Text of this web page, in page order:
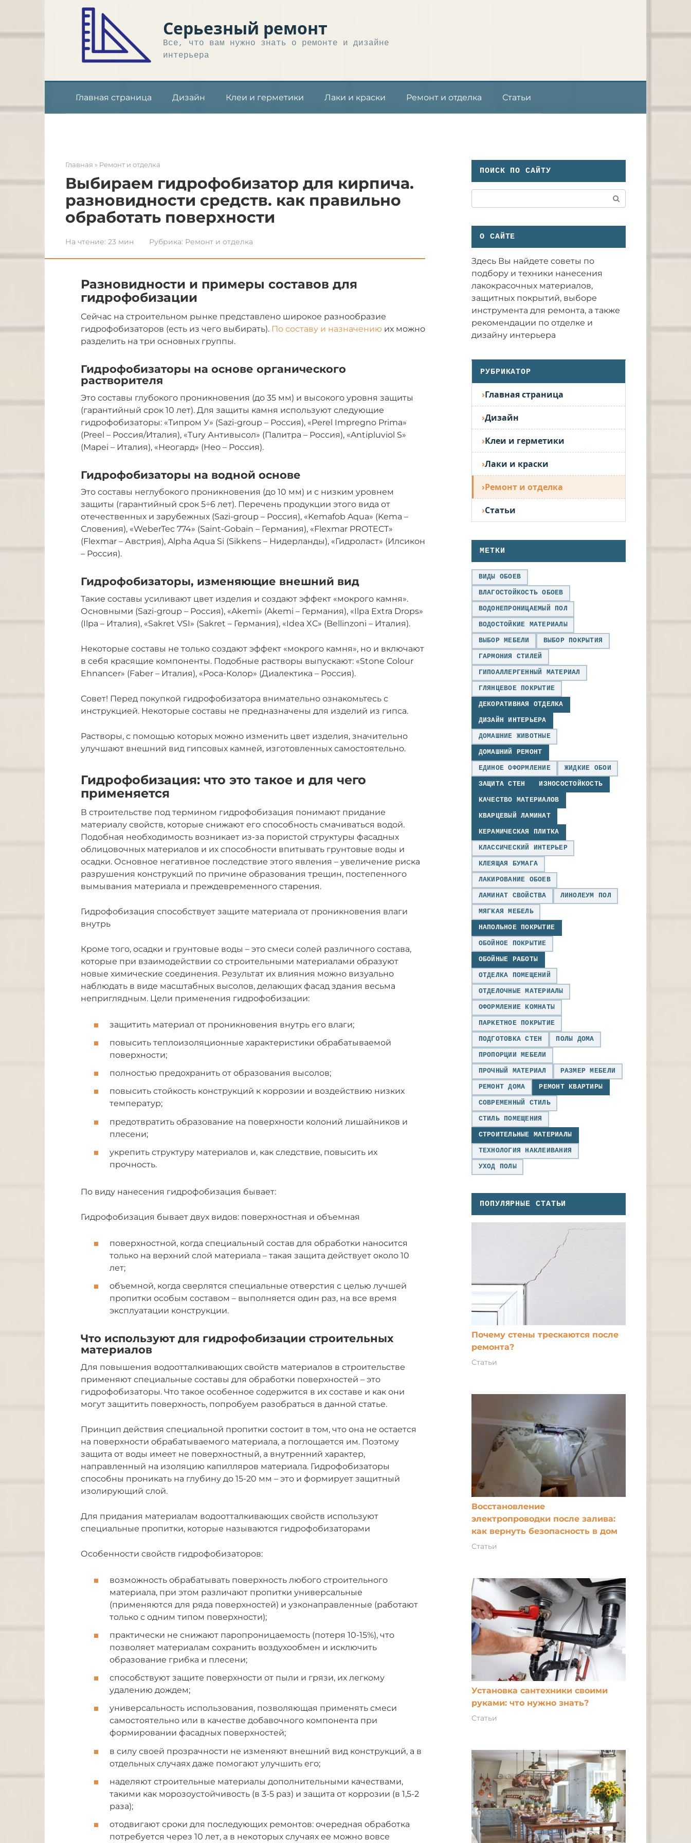
Серьезный ремонт
Все, что вам нужно знать о ремонте и дизайне
интерьера
Главная страница Дизайн Клеи и герметики Лаки и краски Ремонт и отделка Статьи
Главная » Ремонт и отделка
Выбираем гидрофобизатор для кирпича.
разновидности средств. как правильно
обработать поверхности
На чтение: 23 мин Рубрика: Ремонт и отделка
Разновидности и примеры составов для
гидрофобизации
Сейчас на строительном рынке представлено широкое разнообразие
гидрофобизаторов (есть из чего выбирать). По составу и назначению их можно
разделить на три основных группы.
Гидрофобизаторы на основе органического
растворителя
Это составы глубокого проникновения (до 35 мм) и высокого уровня защиты
(гарантийный срок 10 лет). Для защиты камня используют следующие
гидрофобизаторы: «Типром У» (Sazi-group – Россия), «Perel Impregno Prima»
(Preel – Россия/Италия), «Tury Антивысол» (Палитра – Россия), «Antipluviol S»
(Mapei – Италия), «Неогард» (Нео – Россия).
Гидрофобизаторы на водной основе
Это составы неглубокого проникновения (до 10 мм) и с низким уровнем
защиты (гарантийный срок 5÷6 лет). Перечень продукции этого вида от
отечественных и зарубежных (Sazi-group – Россия), «Kemafob Aqua» (Kema –
Словения), «WeberTec 774» (Saint-Gobain – Германия), «Flexmar PROTECT»
(Flexmar – Австрия), Alpha Aqua Si (Sikkens – Нидерланды), «Гидроласт» (Илсикон
– Россия).
Гидрофобизаторы, изменяющие внешний вид
Такие составы усиливают цвет изделия и создают эффект «мокрого камня».
Основными (Sazi-group – Россия), «Akemi» (Akemi – Германия), «Ilpa Extra Drops»
(Ilpa – Италия), «Sakret VSI» (Sakret – Германия), «Idea XC» (Bellinzoni – Италия).
Некоторые составы не только создают эффект «мокрого камня», но и включают
в себя красящие компоненты. Подобные растворы выпускают: «Stone Colour
Ehnancer» (Faber – Италия), «Роса-Колор» (Диалектика – Россия).
Совет! Перед покупкой гидрофобизатора внимательно ознакомьтесь с
инструкцией. Некоторые составы не предназначены для изделий из гипса.
Растворы, с помощью которых можно изменить цвет изделия, значительно
улучшают внешний вид гипсовых камней, изготовленных самостоятельно.
Гидрофобизация: что это такое и для чего
применяется
В строительстве под термином гидрофобизация понимают придание
материалу свойств, которые снижают его способность смачиваться водой.
Подобная необходимость возникает из-за пористой структуры фасадных
облицовочных материалов и их способности впитывать грунтовые воды и
осадки. Основное негативное последствие этого явления – увеличение риска
разрушения конструкций по причине образования трещин, постепенного
вымывания материала и преждевременного старения.
Гидрофобизация способствует защите материала от проникновения влаги
внутрь
Кроме того, осадки и грунтовые воды – это смеси солей различного состава,
которые при взаимодействии со строительными материалами образуют
новые химические соединения. Результат их влияния можно визуально
наблюдать в виде масштабных высолов, делающих фасад здания весьма
неприглядным. Цели применения гидрофобизации:
защитить материал от проникновения внутрь его влаги;
повысить теплоизоляционные характеристики обрабатываемой
поверхности;
полностью предохранить от образования высолов;
повысить стойкость конструкций к коррозии и воздействию низких
температур;
предотвратить образование на поверхности колоний лишайников и
плесени;
укрепить структуру материалов и, как следствие, повысить их
прочность.
По виду нанесения гидрофобизация бывает:
Гидрофобизация бывает двух видов: поверхностная и объемная
поверхностной, когда специальный состав для обработки наносится
только на верхний слой материала – такая защита действует около 10
лет;
объемной, когда сверлятся специальные отверстия с целью лучшей
пропитки особым составом – выполняется один раз, на все время
эксплуатации конструкции.
Что используют для гидрофобизации строительных
материалов
Для повышения водоотталкивающих свойств материалов в строительстве
применяют специальные составы для обработки поверхностей – это
гидрофобизаторы. Что такое особенное содержится в их составе и как они
могут защитить поверхность, попробуем разобраться в данной статье.
Принцип действия специальной пропитки состоит в том, что она не остается
на поверхности обрабатываемого материала, а поглощается им. Поэтому
защита от воды имеет не поверхностный, а внутренний характер,
направленный на изоляцию капилляров материала. Гидрофобизаторы
способны проникать на глубину до 15-20 мм – это и формирует защитный
изолирующий слой.
Для придания материалам водоотталкивающих свойств используют
специальные пропитки, которые называются гидрофобизаторами
Особенности свойств гидрофобизаторов:
возможность обрабатывать поверхность любого строительного
материала, при этом различают пропитки универсальные
(применяются для ряда поверхностей) и узконаправленные (работают
только с одним типом поверхности);
практически не снижают паропроницаемость (потеря 10-15%), что
позволяет материалам сохранить воздухообмен и исключить
образование грибка и плесени;
способствуют защите поверхности от пыли и грязи, их легкому
удалению дождем;
универсальность использования, позволяющая применять смеси
самостоятельно или в качестве добавочного компонента при
формировании фасадных поверхностей;
в силу своей прозрачности не изменяют внешний вид конструкций, а в
отдельных случаях даже помогают улучшить его;
наделяют строительные материалы дополнительными качествами,
такими как морозоустойчивость (в 3-5 раз) и защита от коррозии (в 1,5-2
раза);
отодвигают сроки для последующих ремонтов: очередная обработка
потребуется через 10 лет, а в некоторых случаях ее можно вовсе
ПОИСК ПО САЙТУ
О САЙТЕ
Здесь Вы найдете советы по
подбору и техники нанесения
лакокрасочных материалов,
защитных покрытий, выборе
инструмента для ремонта, а также
рекомендации по отделке и
дизайну интерьера
РУБРИКАТОР
Главная страница
Дизайн
Клеи и герметики
Лаки и краски
Ремонт и отделка
Статьи
МЕТКИ
ВИДЫ ОБОЕВ
ВЛАГОСТОЙКОСТЬ ОБОЕВ
ВОДОНЕПРОНИЦАЕМЫЙ ПОЛ
ВОДОСТОЙКИЕ МАТЕРИАЛЫ
ВЫБОР МЕБЕЛИ ВЫБОР ПОКРЫТИЯ
ГАРМОНИЯ СТИЛЕЙ
ГИПОАЛЛЕРГЕННЫЙ МАТЕРИАЛ
ГЛЯНЦЕВОЕ ПОКРЫТИЕ
ДЕКОРАТИВНАЯ ОТДЕЛКА
ДИЗАЙН ИНТЕРЬЕРА
ДОМАШНИЕ ЖИВОТНЫЕ
ДОМАШНИЙ РЕМОНТ
ЕДИНОЕ ОФОРМЛЕНИЕ ЖИДКИЕ ОБОИ
ЗАЩИТА СТЕН ИЗНОСОСТОЙКОСТЬ
КАЧЕСТВО МАТЕРИАЛОВ
КВАРЦЕВЫЙ ЛАМИНАТ
КЕРАМИЧЕСКАЯ ПЛИТКА
КЛАССИЧЕСКИЙ ИНТЕРЬЕР
КЛЕЯЩАЯ БУМАГА
ЛАКИРОВАНИЕ ОБОЕВ
ЛАМИНАТ СВОЙСТВА ЛИНОЛЕУМ ПОЛ
МЯГКАЯ МЕБЕЛЬ
НАПОЛЬНОЕ ПОКРЫТИЕ
ОБОЙНОЕ ПОКРЫТИЕ
ОБОЙНЫЕ РАБОТЫ
ОТДЕЛКА ПОМЕЩЕНИЙ
ОТДЕЛОЧНЫЕ МАТЕРИАЛЫ
ОФОРМЛЕНИЕ КОМНАТЫ
ПАРКЕТНОЕ ПОКРЫТИЕ
ПОДГОТОВКА СТЕН ПОЛЫ ДОМА
ПРОПОРЦИИ МЕБЕЛИ
ПРОЧНЫЙ МАТЕРИАЛ РАЗМЕР МЕБЕЛИ
РЕМОНТ ДОМА РЕМОНТ КВАРТИРЫ
СОВРЕМЕННЫЙ СТИЛЬ
СТИЛЬ ПОМЕЩЕНИЯ
СТРОИТЕЛЬНЫЕ МАТЕРИАЛЫ
ТЕХНОЛОГИЯ НАКЛЕИВАНИЯ
УХОД ПОЛЫ
ПОПУЛЯРНЫЕ СТАТЬИ
Почему стены трескаются после
ремонта?
Статьи
Восстановление
электропроводки после залива:
как вернуть безопасность в дом
Статьи
Установка сантехники своими
руками: что нужно знать?
Статьи